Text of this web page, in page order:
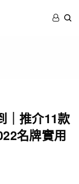
｜推介11款
名牌實用